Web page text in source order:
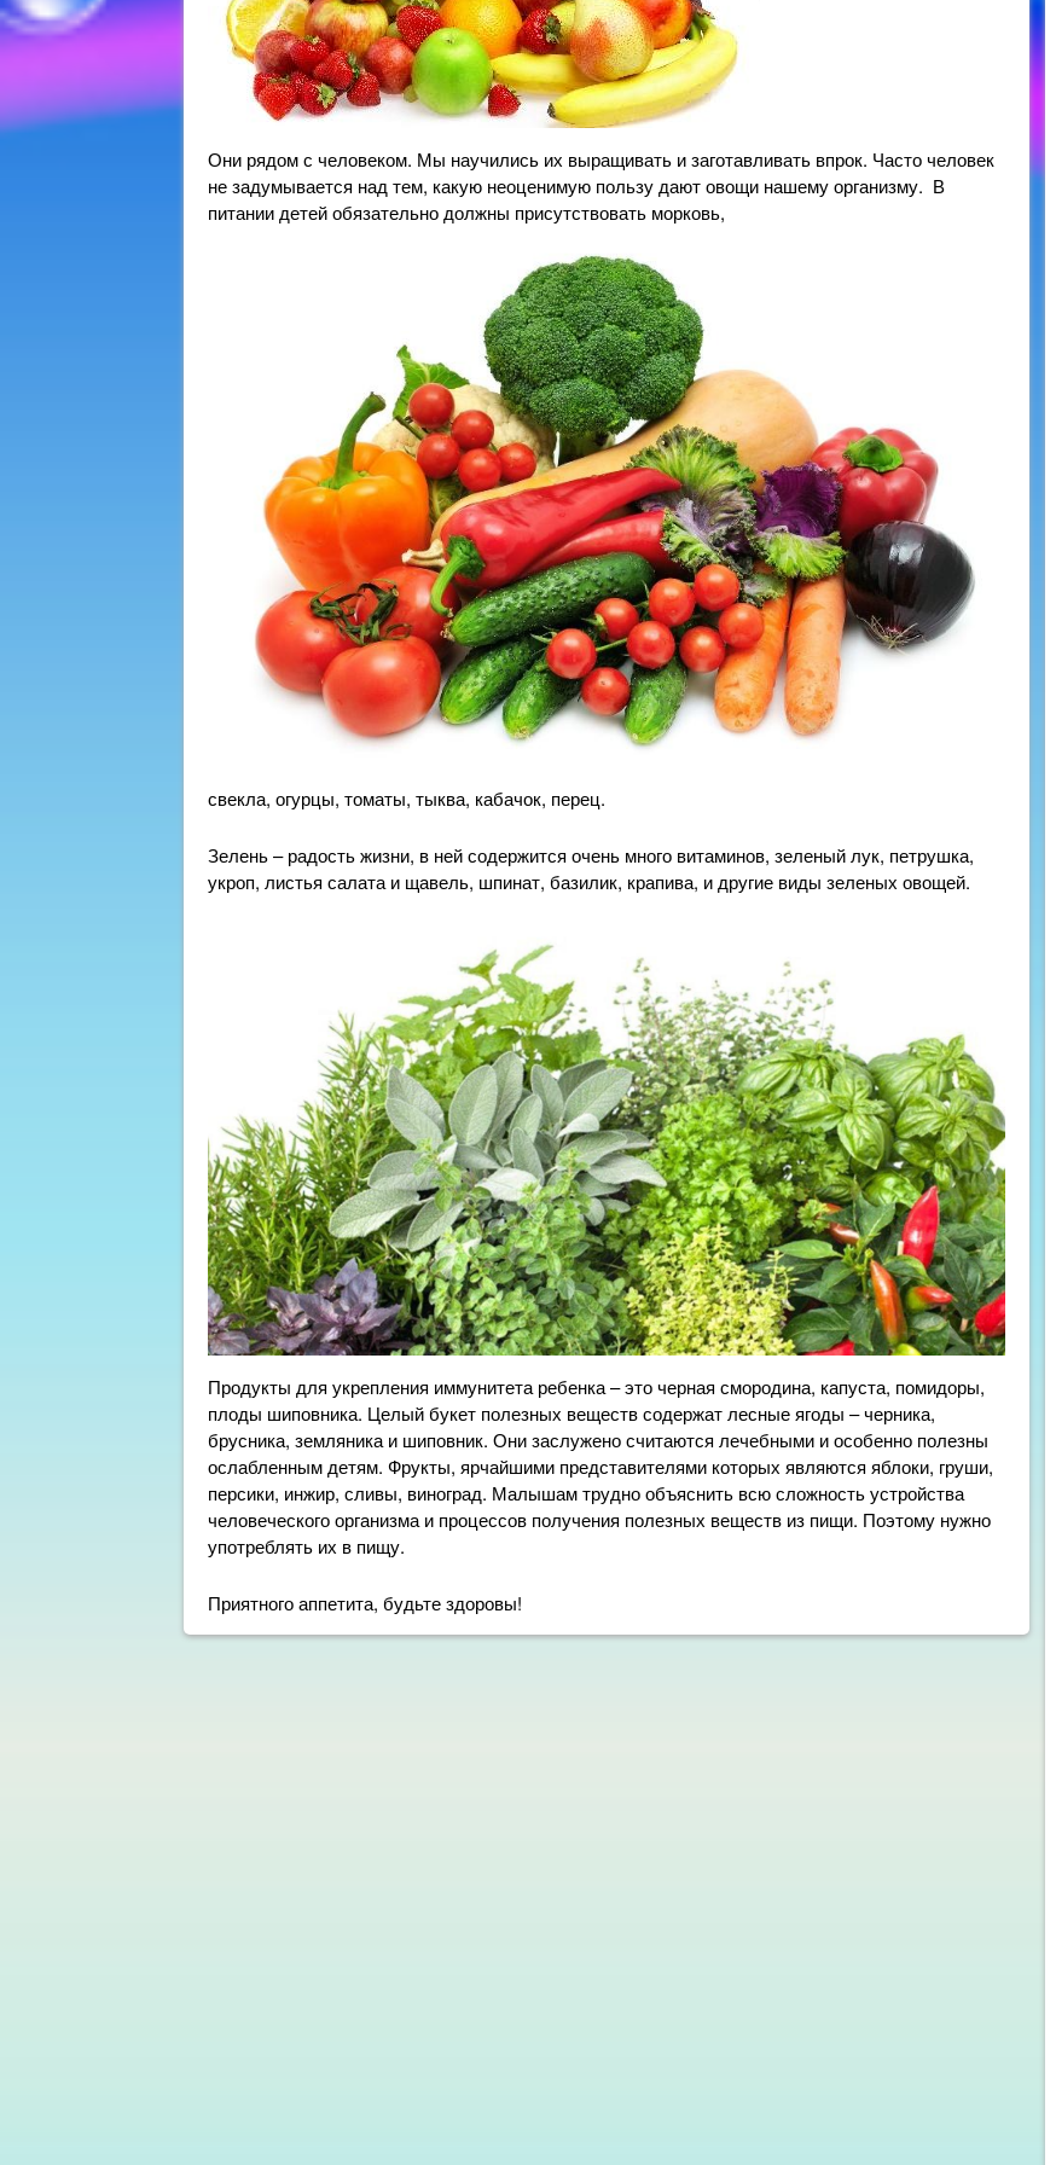
Они рядом с человеком. Мы научились их выращивать и заготавливать впрок. Часто человек
не задумывается над тем, какую неоценимую пользу дают овощи нашему организму. В
питании детей обязательно должны присутствовать морковь,
свекла, огурцы, томаты, тыква, кабачок, перец.
Зелень – радость жизни, в ней содержится очень много витаминов, зеленый лук, петрушка,
укроп, листья салата и щавель, шпинат, базилик, крапива, и другие виды зеленых овощей.
Продукты для укрепления иммунитета ребенка – это черная смородина, капуста, помидоры,
плоды шиповника. Целый букет полезных веществ содержат лесные ягоды – черника,
брусника, земляника и шиповник. Они заслужено считаются лечебными и особенно полезны
ослабленным детям. Фрукты, ярчайшими представителями которых являются яблоки, груши,
персики, инжир, сливы, виноград. Малышам трудно объяснить всю сложность устройства
человеческого организма и процессов получения полезных веществ из пищи. Поэтому нужно
употреблять их в пищу.
Приятного аппетита, будьте здоровы!